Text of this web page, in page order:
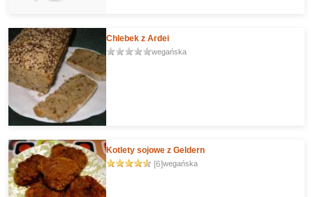
Chlebek z Ardei
wegańska
Kotlety sojowe z Geldern
[6]wegańska